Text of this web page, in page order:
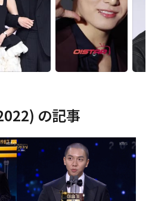
の記事